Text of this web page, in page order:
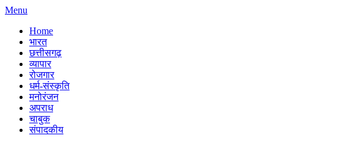
Menu
Home
भारत
छत्तीसगढ़
व्यापार
रोजगार
धर्म-संस्कृति
मनोरंजन
अपराध
चाबुक
संपादकीय